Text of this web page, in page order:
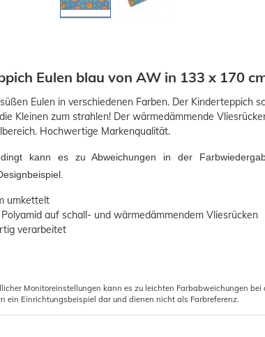
Eulen blau von AW in 133 x 170
Eulen in verschiedenen Farben. Der Kinderteppich
Kleinen zum strahlen! Der wärmedämmende
Hochwertige Markenqualität.
kann es zu Abweichungen in der
umkettelt
auf schall- und wärmedämmendem Vliesrücken
verarbeitet
Monitoreinstellungen kann es zu leichten Farbabweichungen bei
ein Einrichtungsbeispiel dar und dienen nicht als Farbreferenz.